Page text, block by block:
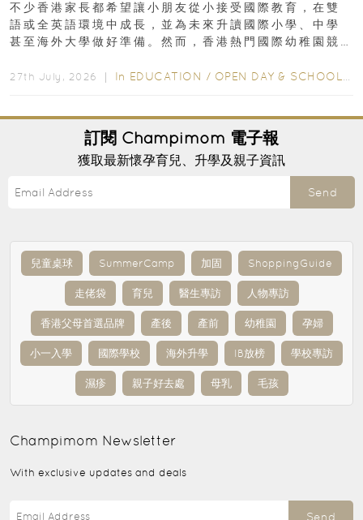
不少香港家長都希望讓小朋友從小接受國際教育，在雙
語或全英語環境中成長，並為未來升讀國際小學、中學
甚至海外大學做好準備。然而，香港熱門國際幼稚園競
27th July, 2026 ｜ In EDUCATION / OPEN DAY & SCHOOL EVENTS
訂閱 Champimom 電子報
獲取最新懷孕育兒、升學及親子資訊
Send
兒童桌球 SummerCamp 加固 ShoppingGuide
走佬袋 育兒 醫生專訪 人物專訪
香港父母首選品牌 產後 產前 幼稚園 孕婦
小一入學 國際學校 海外升學 IB放榜 學校專訪
濕疹 親子好去處 母乳 毛孩
Champimom Newsletter
With exclusive updates and deals
Send